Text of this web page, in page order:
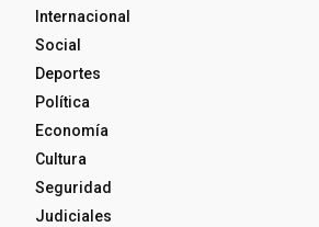
Internacional
Social
Deportes
Política
Economía
Cultura
Seguridad
Judiciales